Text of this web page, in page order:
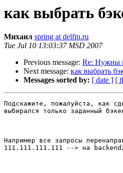
как выбрать
Михаил spring at delfin.ru
Tue Jul 10 13:03:37 MSD 2007
Previous message: Re: Нужны
Next message: как выбрать
Messages sorted by: [ date ] [
Подскажите, пожалуйста, как
выбирался только заданный
Например все запросы
111.111.111.111 --> на